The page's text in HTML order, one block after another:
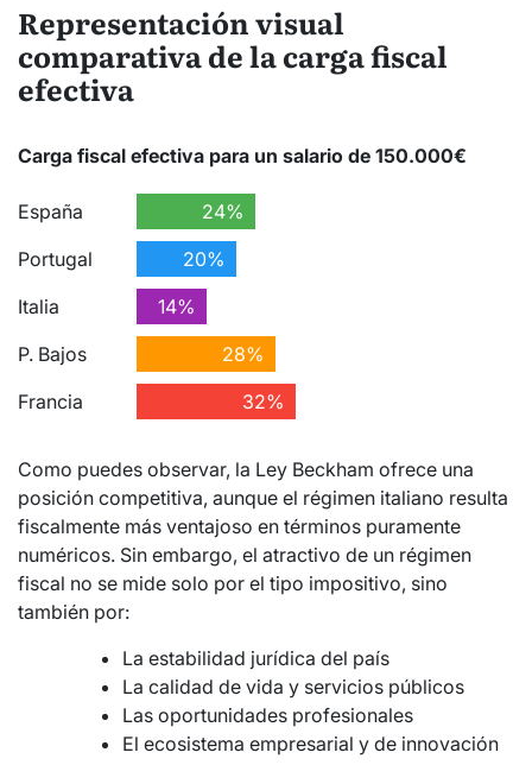
Representación visual
comparativa de la carga fiscal
efectiva
Carga fiscal efectiva para un salario de 150.000€
España
24%
Portugal
20%
Italia
14%
P. Bajos
28%
Francia
32%
Como puedes observar, la Ley Beckham ofrece una
posición competitiva, aunque el régimen italiano resulta
fiscalmente más ventajoso en términos puramente
numéricos. Sin embargo, el atractivo de un régimen
fiscal no se mide solo por el tipo impositivo, sino
también por:
La estabilidad jurídica del país
La calidad de vida y servicios públicos
Las oportunidades profesionales
El ecosistema empresarial y de innovación